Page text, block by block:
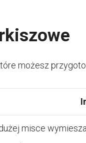
możesz
misce